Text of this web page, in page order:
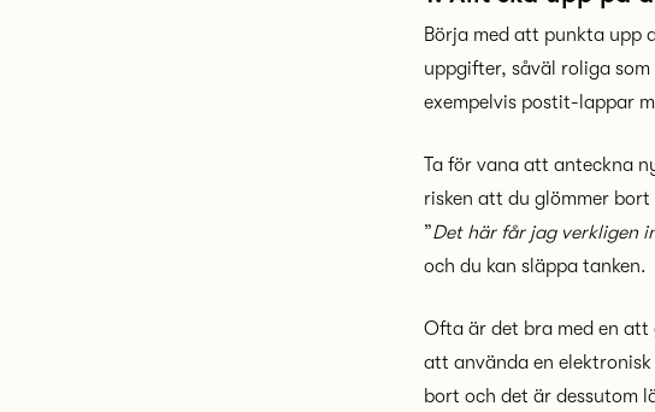
Börja med att punkta upp
uppgifter, såväl roliga
exempelvis postit-lappar
Ta för vana att anteckna
risken att du glömmer bort
”Det här får jag verkligen
och du kan släppa tanken.
Ofta är det bra med en
att använda en
bort och det är dessutom